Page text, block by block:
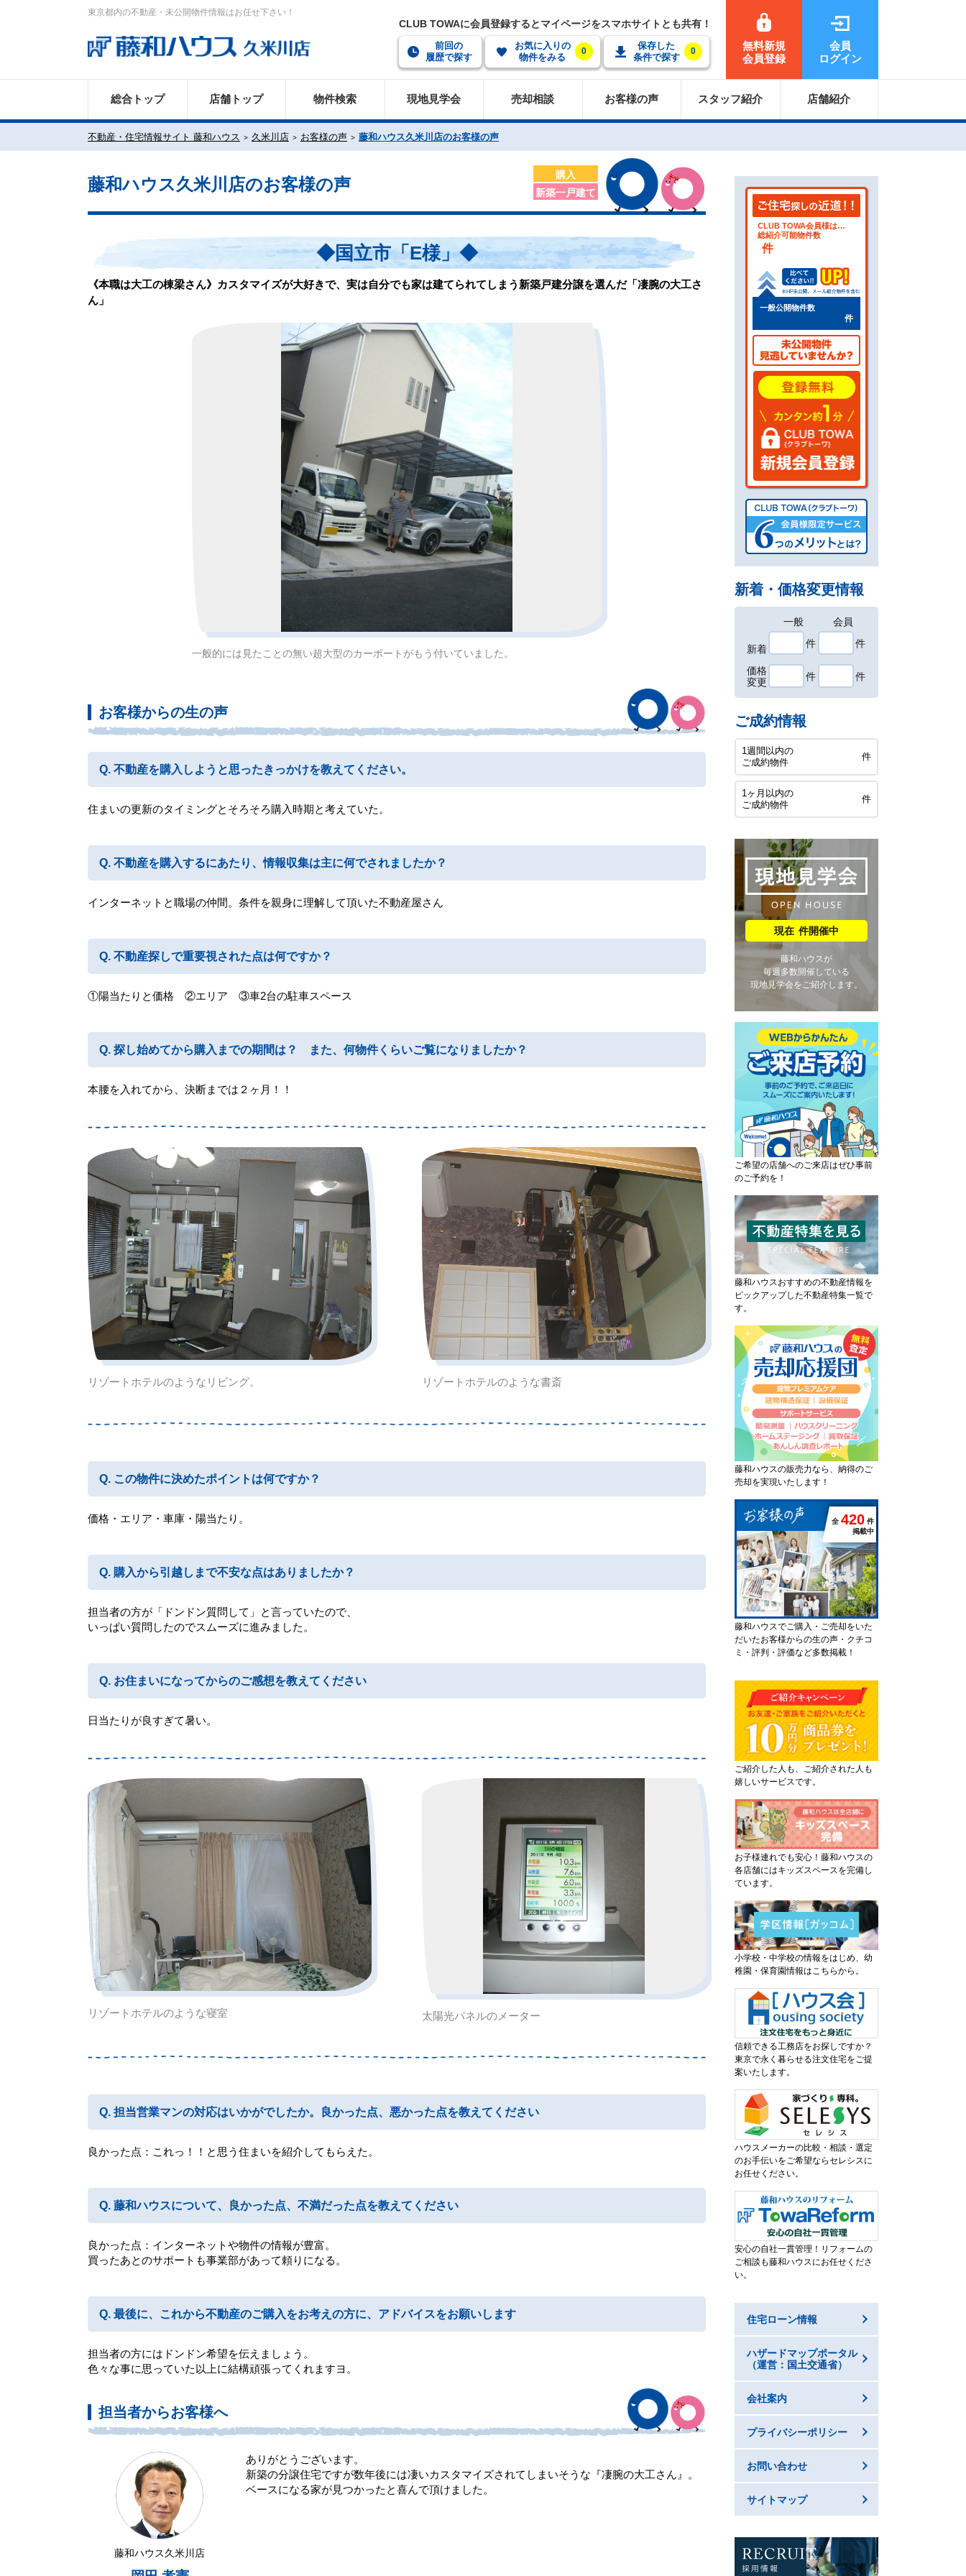
東京都内の不動産・未公開物件情報はお任せ下さい！
CLUB TOWAに会員登録するとマイページをスマホサイトとも共有！
前回の
履歴で探す
お気に入りの
物件をみる
0
保存した
条件で探す
0
無料新規
会員登録
会員
ログイン
総合トップ 店舗トップ 物件検索 現地見学会 売却相談 お客様の声 スタッフ紹介 店舗紹介
不動産・住宅情報サイト 藤和ハウス 久米川店 お客様の声 藤和ハウス久米川店のお客様の声
藤和ハウス久米川店のお客様の声
購入
新築一戸建て
◆国立市「E様」◆
《本職は大工の棟梁さん》カスタマイズが大好きで、実は自分でも家は建てられてしまう新築戸建分譲を選んだ「凄腕の大工さ
ん」
一般的には見たことの無い超大型のカーポートがもう付いていました。
お客様からの生の声
不動産を購入しようと思ったきっかけを教えてください。
住まいの更新のタイミングとそろそろ購入時期と考えていた。
不動産を購入するにあたり、情報収集は主に何でされましたか？
インターネットと職場の仲間。条件を親身に理解して頂いた不動産屋さん
不動産探しで重要視された点は何ですか？
①陽当たりと価格 ②エリア ③車2台の駐車スペース
探し始めてから購入までの期間は？ また、何物件くらいご覧になりましたか？
本腰を入れてから、決断までは２ヶ月！！
リゾートホテルのようなリビング。 リゾートホテルのような書斎
この物件に決めたポイントは何ですか？
価格・エリア・車庫・陽当たり。
購入から引越しまで不安な点はありましたか？
担当者の方が「ドンドン質問して」と言っていたので、
いっぱい質問したのでスムーズに進みました。
お住まいになってからのご感想を教えてください
日当たりが良すぎて暑い。
リゾートホテルのような寝室 太陽光パネルのメーター
担当営業マンの対応はいかがでしたか。良かった点、悪かった点を教えてください
良かった点：これっ！！と思う住まいを紹介してもらえた。
藤和ハウスについて、良かった点、不満だった点を教えてください
良かった点：インターネットや物件の情報が豊富。
買ったあとのサポートも事業部があって頼りになる。
最後に、これから不動産のご購入をお考えの方に、アドバイスをお願いします
担当者の方にはドンドン希望を伝えましょう。
色々な事に思っていた以上に結構頑張ってくれますヨ。
担当者からお客様へ
藤和ハウス久米川店
ありがとうございます。
新築の分譲住宅ですが数年後には凄いカスタマイズされてしまいそうな『凄腕の大工さん』。
ベースになる家が見つかったと喜んで頂けました。
CLUB TOWA会員様は…
総紹介可能物件数
件
一般公開物件数
件
新着・価格変更情報
一般 会員
新着
件 件
価格
変更
件 件
ご成約情報
1週間以内の
ご成約物件
件
1ヶ月以内の
ご成約物件
件
件開催中
藤和ハウスが
毎週多数開催している
現地見学会をご紹介します。
ご希望の店舗へのご来店はぜひ事前
のご予約を！
藤和ハウスおすすめの不動産情報を
ピックアップした不動産特集一覧で
す。
藤和ハウスの販売力なら、納得のご
売却を実現いたします！
全 420 件
掲載中
藤和ハウスでご購入・ご売却をいた
だいたお客様からの生の声・クチコ
ミ・評判・評価など多数掲載！
ご紹介した人も、ご紹介された人も
嬉しいサービスです。
お子様連れでも安心！藤和ハウスの
各店舗にはキッズスペースを完備し
ています。
小学校・中学校の情報をはじめ、幼
稚園・保育園情報はこちらから。
信頼できる工務店をお探しですか？
東京で永く暮らせる注文住宅をご提
案いたします。
ハウスメーカーの比較・相談・選定
のお手伝いをご希望ならセレシスに
お任せください。
安心の自社一貫管理！リフォームの
ご相談も藤和ハウスにお任せくださ
い。
住宅ローン情報
ハザードマップポータル
（運営：国土交通省）
会社案内
プライバシーポリシー
お問い合わせ
サイトマップ